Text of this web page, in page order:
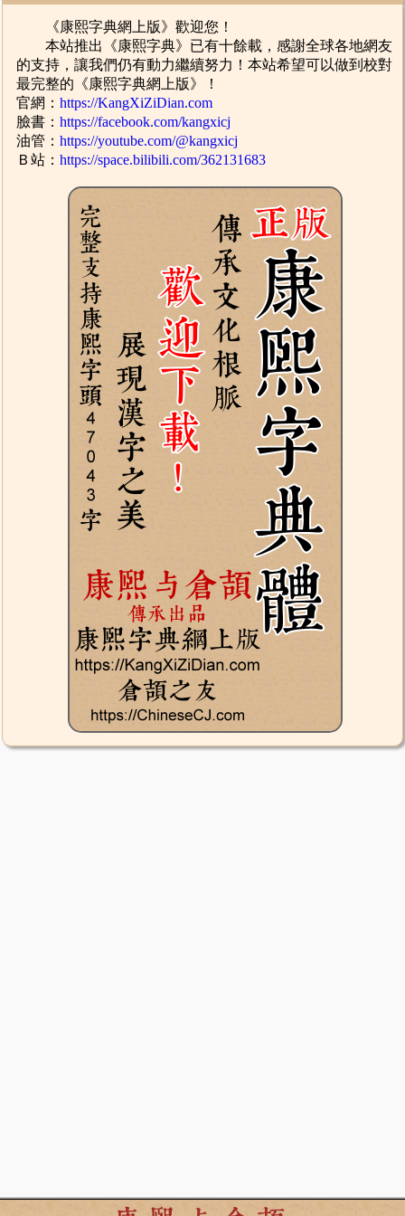
《康熙字典網上版》歡迎您！
本站推出《康熙字典》已有十餘載，感謝全球各地網友
的支持，讓我們仍有動力繼續努力！本站希望可以做到校對
最完整的《康熙字典網上版》！
官網：https://KangXiZiDian.com
臉書：https://facebook.com/kangxicj
油管：https://youtube.com/@kangxicj
Ｂ站：https://space.bilibili.com/362131683